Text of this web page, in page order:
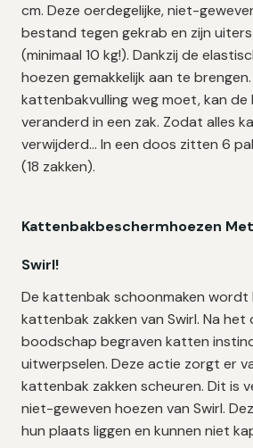
cm. Deze oerdegelijke, niet-
bestand tegen gekrab en zijn
(minimaal 10 kg!). Dankzij de
hoezen gemakkelijk aan te
kattenbakvulling weg moet, kan de
veranderd in een zak. Zodat alles
verwijderd… In een doos zitten 6
(18 zakken).
Kattenbakbeschermhoezen
Swirl!
De kattenbak schoonmaken wordt
kattenbak zakken van Swirl. Na
boodschap begraven katten
uitwerpselen. Deze actie zorgt er
kattenbak zakken scheuren. Dit is
niet-geweven hoezen van Swirl.
hun plaats liggen en kunnen niet